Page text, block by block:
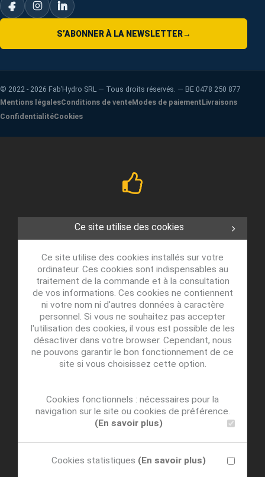
S’ABONNER À LA NEWSLETTER→
© 2022 - 2026 Fab’Hydro SRL — Tous droits réservés. — BE 0478 250 877
Mentions légalesConditions de venteModes de paiementLivraisons
ConfidentialitéCookies
Ce site utilise des cookies
Ce site utilise des cookies installés sur votre
ordinateur. Ces cookies sont indispensables au
traitement de la commande et à la consultation
de vos informations. Ces cookies ne contiennent
ni votre nom ni d'autres données à caractère
personnel. Si vous ne souhaitez pas accepter
l'utilisation des cookies, il vous est possible de les
désactiver dans votre browser. Cependant, nous
ne pouvons garantir le bon fonctionnement de ce
site si vous choisissez cette option.
Cookies fonctionnels : nécessaires pour la
navigation sur le site ou cookies de préférence.
(En savoir plus)
Cookies statistiques (En savoir plus)